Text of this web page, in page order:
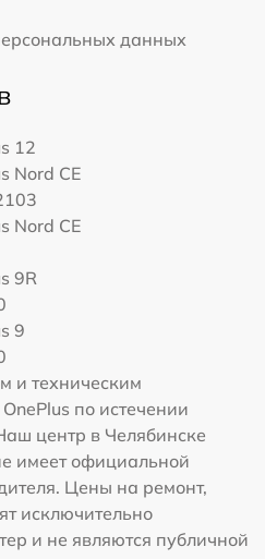
данных
12
Nord CE
Nord CE
9R
9
и техническим
по истечении
центр в Челябинске
имеет официальной
Цены на ремонт,
исключительно
и не являются публичной